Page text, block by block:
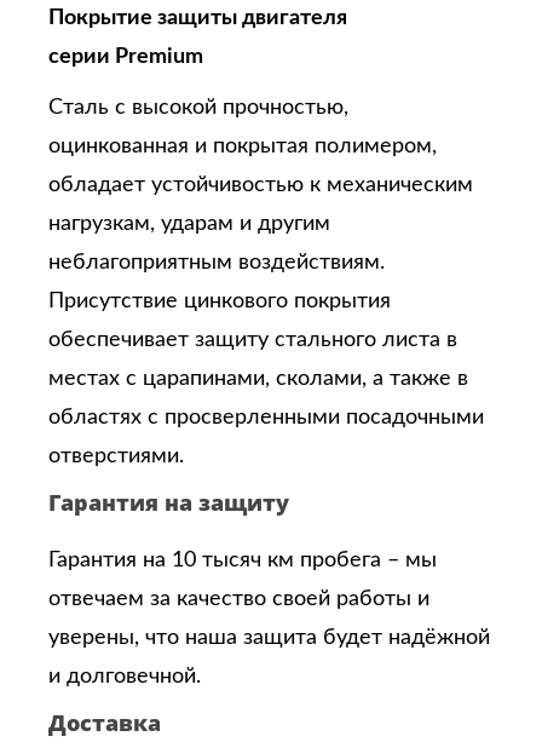
Покрытие защиты двигателя
серии Premium
Сталь с высокой прочностью,
оцинкованная и покрытая полимером,
обладает устойчивостью к механическим
нагрузкам, ударам и другим
неблагоприятным воздействиям.
Присутствие цинкового покрытия
обеспечивает защиту стального листа в
местах с царапинами, сколами, а также в
областях с просверленными посадочными
отверстиями.
Гарантия на защиту
Гарантия на 10 тысяч км пробега – мы
отвечаем за качество своей работы и
уверены, что наша защита будет надёжной
и долговечной.
Доставка